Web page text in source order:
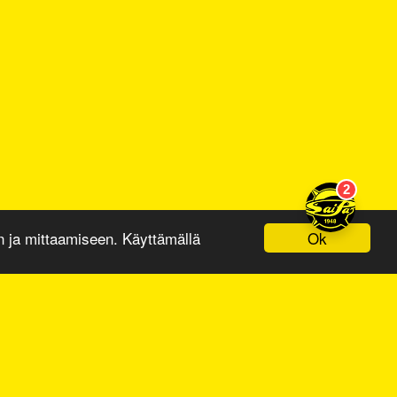
Ok
ja mittaamiseen. Käyttämällä